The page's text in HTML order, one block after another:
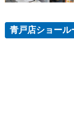
青戸店ショー